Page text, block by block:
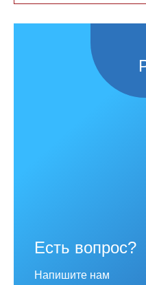
Есть вопрос?
Напишите нам